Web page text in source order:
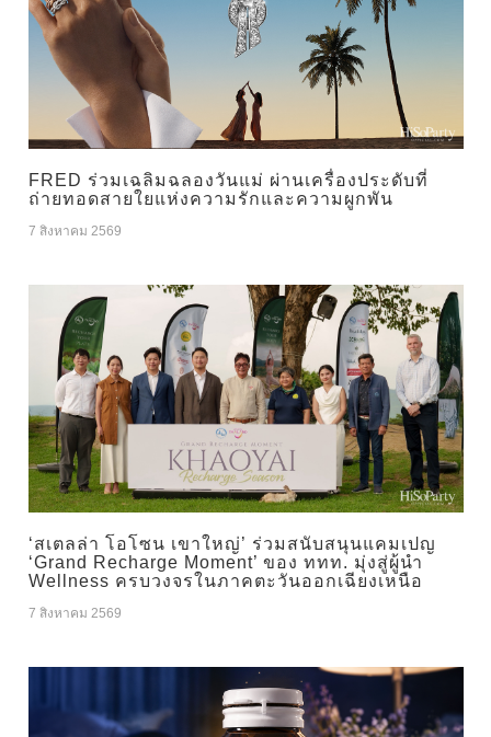
FRED ร่วมเฉลิมฉลองวันแม่ ผ่านเครื่องประดับที่
ถ่ายทอดสายใยแห่งความรักและความผูกพัน
7 สิงหาคม 2569
‘สเตลล่า โอโซน เขาใหญ่’ ร่วมสนับสนุนแคมเปญ
‘Grand Recharge Moment’ ของ ททท. มุ่งสู่ผู้นำ
Wellness ครบวงจรในภาคตะวันออกเฉียงเหนือ
7 สิงหาคม 2569